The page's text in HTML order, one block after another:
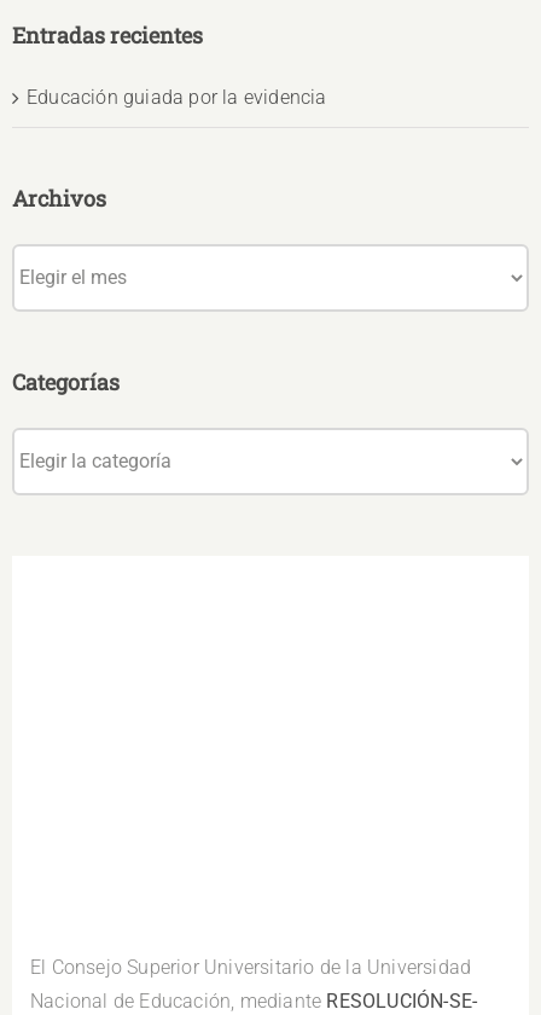
El Consejo Superior Universitario de la Universidad
Nacional de Educación, mediante RESOLUCIÓN-SE-
Entradas recientes
Educación guiada por la evidencia
Archivos
Categorías